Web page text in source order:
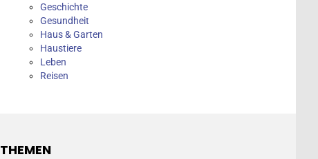
Geschichte
Gesundheit
Haus & Garten
Haustiere
Leben
Reisen
THEMEN